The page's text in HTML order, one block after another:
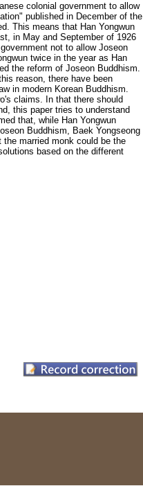
colonial government to allow
published in December of the
This means that Han Yongwun
in May and September of 1926
not to allow Joseon
twice in the year as Han
the reform of Joseon Buddhism.
reason, there have been
in modern Korean Buddhism.
claims. In that there should
this paper tries to understand
that, while Han Yongwun
Buddhism, Baek Yongseong
married monk could be the
based on the different